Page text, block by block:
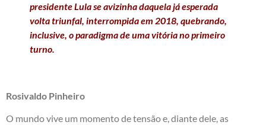
presidente Lula se avizinha daquela já esperada
volta triunfal, interrompida em 2018, quebrando,
inclusive, o paradigma de uma vitória no primeiro
turno.
Rosivaldo Pinheiro
O mundo vive um momento de tensão e, diante dele, as